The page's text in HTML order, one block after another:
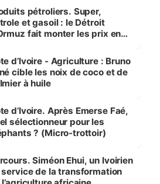
pétroliers. Super,
et gasoil : le Détroit
fait monter les prix en
d’Ivoire - Agriculture : Bruno
cible les noix de coco et de
à huile
d’Ivoire. Après Emerse Faé,
sélectionneur pour les
? (Micro-trottoir)
Siméon Ehui, un Ivoirien
service de la transformation